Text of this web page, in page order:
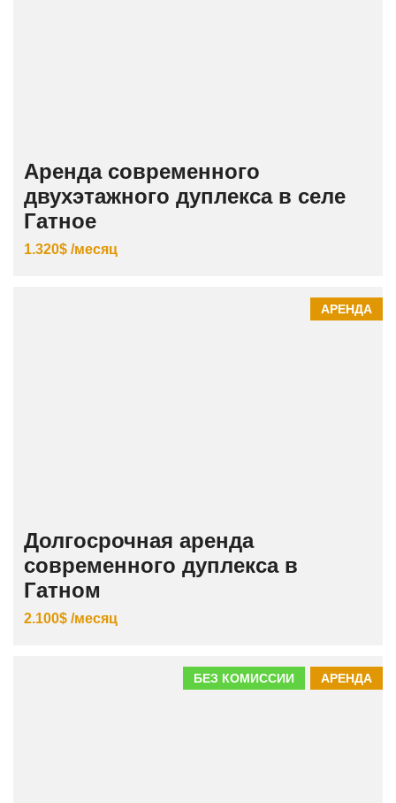
Аренда современного
двухэтажного дуплекса в селе
Гатное
1.320$ /месяц
АРЕНДА
Долгосрочная аренда
современного дуплекса в
Гатном
2.100$ /месяц
АРЕНДА
БЕЗ КОМИССИИ